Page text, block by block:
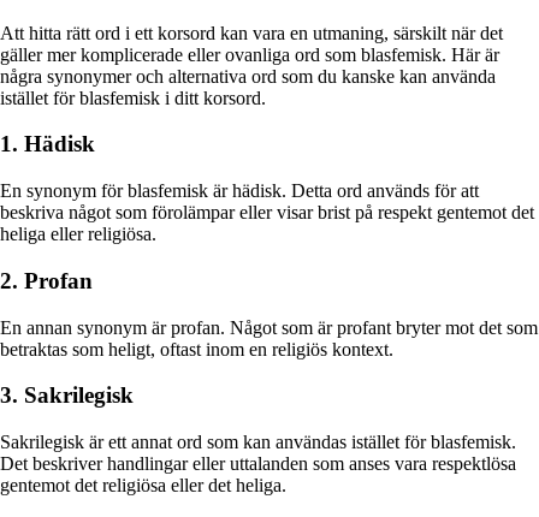
Att hitta rätt ord i ett korsord kan vara en utmaning, särskilt när det
gäller mer komplicerade eller ovanliga ord som blasfemisk. Här är
några synonymer och alternativa ord som du kanske kan använda
istället för blasfemisk i ditt korsord.
1. Hädisk
En synonym för blasfemisk är hädisk. Detta ord används för att
beskriva något som förolämpar eller visar brist på respekt gentemot det
heliga eller religiösa.
2. Profan
En annan synonym är profan. Något som är profant bryter mot det som
betraktas som heligt, oftast inom en religiös kontext.
3. Sakrilegisk
Sakrilegisk är ett annat ord som kan användas istället för blasfemisk.
Det beskriver handlingar eller uttalanden som anses vara respektlösa
gentemot det religiösa eller det heliga.